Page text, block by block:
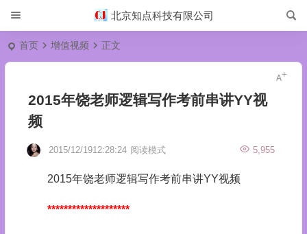
北京知点科技有限公司
首页 增值视频 正文
2015年饶老师逻辑写作考前串讲YY视
频
2015/12/1912:28:24 5,955
阅读模式
2015年饶老师逻辑写作考前串讲YY视频
********************